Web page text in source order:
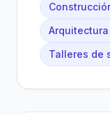
Talleres de